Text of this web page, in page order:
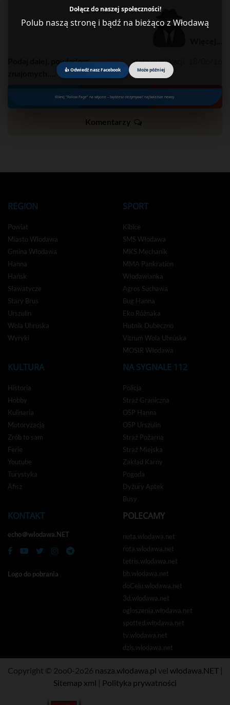
Dołącz do naszej społeczności!
Polub naszą stronę i bądź na bieżąco z Włodawą
👍 Odwiedź nasz Facebook Może później
Kliknij "Follow Page" na wtyczce – będziesz otrzymywać najświeższe newsy.
data publikacji: 18/06/16
Podaj dalej, powiadom
Tweet
Komentarzy
REGION
Powiat
Miasto Włodawa
Gmina Włodawa
Hanna
Hańsk
Sławatycze
Stary Brus
Urszulin
Wola Uhruska
Wyryki
SPORT
Kibice
SMS Włodawa
MKS Mechanik
MMA Pankration
Włodawianka
Agros Suchawa
Bug Hanna
Eko Różnaka
Hutnik Dubeczno
Vitrum Wola Uhruska
MOSIR Włodawa
KULTURA
Historia
Hobby
Kulinaria
Motoryzacja
Zrób to sam
Ferie
Youtube
Turystyka
Afisz
NA SYGNALE 112
Policja
Straż Graniczna
OSP Hanna
OSP Urszulin
Straż Pożarna
Straż Miejska
Zakład Karny
Pogoda
Dyżury Aptek
Busy
KONTAKT
echo＠wlodawa.NET
Logo do pobrania
POLECAMY
nuta.wlodawa.net
rota.wlodawa.net
tetris.wlodawa.net
bb.wlodawa.net
doCelu.wlodawa.net
3d.wlodawa.net
ogloszenia.wlodawa.net
spotted.wlodawa.net
tv.wlodawa.net
dzis.wlodawa.net
Copyright © 2oo0-2o26 nasza.wlodawa.pl vel wlodawa.NET|
Sitemap xml | Polityka prywatności